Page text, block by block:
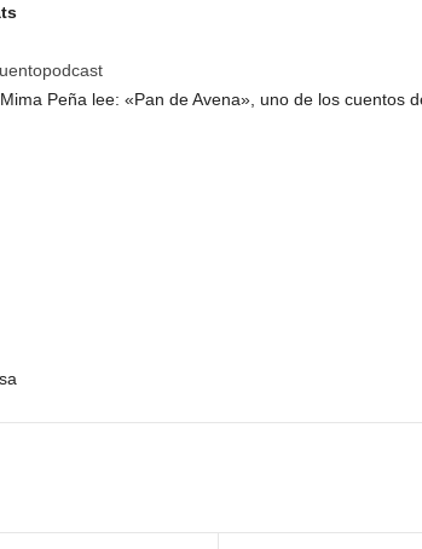
Peña lee: «Pan de Avena», uno de los cuentos